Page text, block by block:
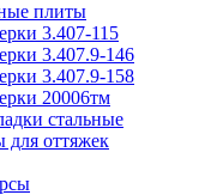
плиты
3.407-115
3.407.9-146
3.407.9-158
20006тм
стальные
для оттяжек